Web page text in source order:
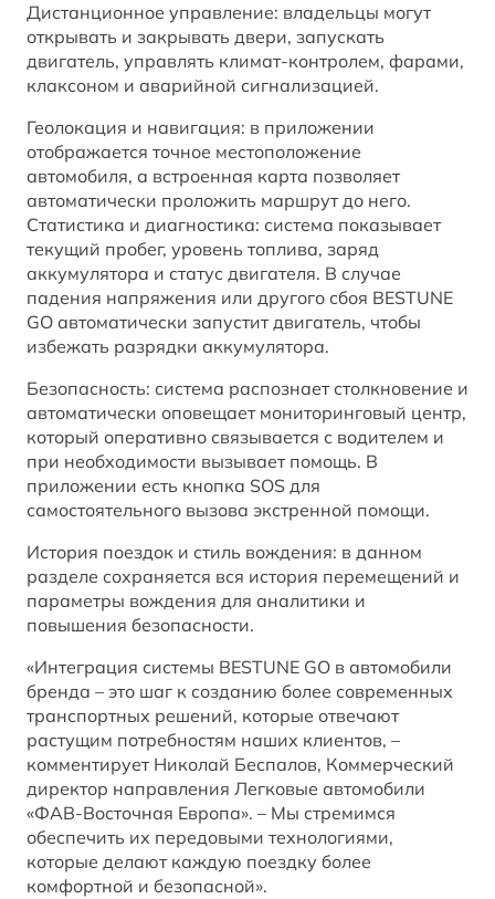
Дистанционное управление: владельцы могут
открывать и закрывать двери, запускать
двигатель, управлять климат-контролем, фарами,
клаксоном и аварийной сигнализацией.
Геолокация и навигация: в приложении
отображается точное местоположение
автомобиля, а встроенная карта позволяет
автоматически проложить маршрут до него.
Статистика и диагностика: система показывает
текущий пробег, уровень топлива, заряд
аккумулятора и статус двигателя. В случае
падения напряжения или другого сбоя BESTUNE
GO автоматически запустит двигатель, чтобы
избежать разрядки аккумулятора.
Безопасность: система распознает столкновение и
автоматически оповещает мониторинговый центр,
который оперативно связывается с водителем и
при необходимости вызывает помощь. В
приложении есть кнопка SOS для
самостоятельного вызова экстренной помощи.
История поездок и стиль вождения: в данном
разделе сохраняется вся история перемещений и
параметры вождения для аналитики и
повышения безопасности.
«Интеграция системы BESTUNE GO в автомобили
бренда – это шаг к созданию более современных
транспортных решений, которые отвечают
растущим потребностям наших клиентов, –
комментирует Николай Беспалов, Коммерческий
директор направления Легковые автомобили
«ФАВ-Восточная Европа». – Мы стремимся
обеспечить их передовыми технологиями,
которые делают каждую поездку более
комфортной и безопасной».